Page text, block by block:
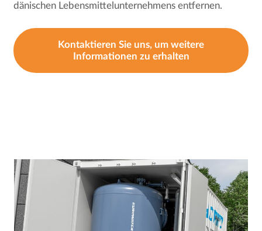
dänischen Lebensmittelunternehmens entfernen.
Kontaktieren Sie uns, um weitere
Informationen zu erhalten